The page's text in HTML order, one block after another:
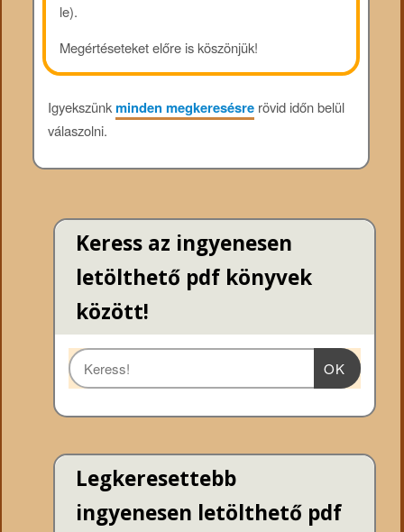
le).
Megértéseteket előre is köszönjük!
Igyekszünkminden megkeresésrerövid időn belül
válaszolni.
Keress az ingyenesen
letölthető pdf könyvek
között!
OK
Legkeresettebb
ingyenesen letölthető pdf